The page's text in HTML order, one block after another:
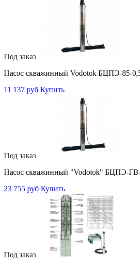
Под заказ
Насос скважинный Vodotok БЦПЭ-85-
11 137 руб Купить
Под заказ
Насос скважинный "Vodotok" БЦПЭ-
23 755 руб Купить
Под заказ